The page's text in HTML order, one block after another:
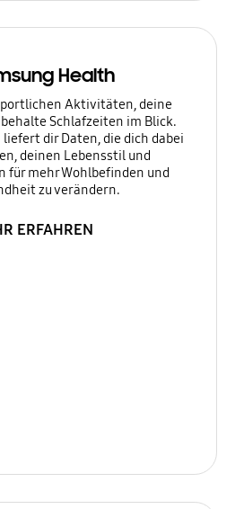
Health
Aktivitäten, deine
Schlafzeiten im Blick.
dir Daten, die dich dabei
deinen Lebensstil und
für mehr Wohlbefinden und
zu verändern.
ERFAHREN